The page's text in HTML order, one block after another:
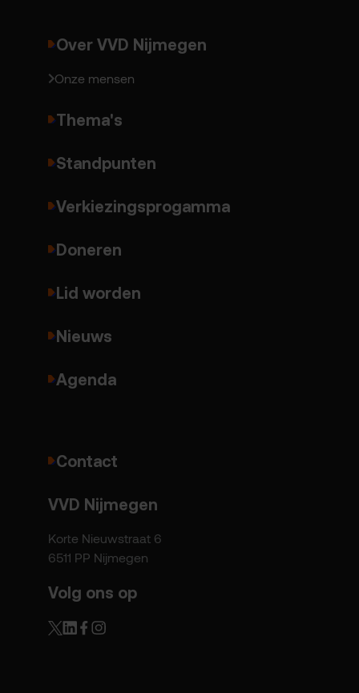
Over VVD Nijmegen
Onze mensen
Thema's
Standpunten
Verkiezingsprogamma
Doneren
Lid worden
Nieuws
Agenda
Contact
VVD Nijmegen
Korte Nieuwstraat 6
6511 PP Nijmegen
Volg ons op